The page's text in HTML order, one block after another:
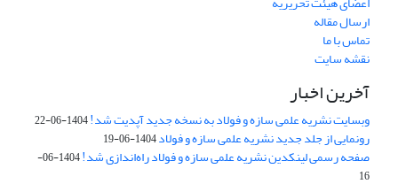
ارسال مقاله
تماس با ما
نقشه سایت
آخرین اخبار
وبسایت نشریه علمی سازه و فولاد به نسخه جدید آپدیت شد!1404-06-22
رونمایی از جلد جدید نشریه علمی سازه و فولاد1404-06-19
صفحه رسمی لینکدین نشریه علمی سازه و فولاد راه‌اندازی شد!
1404-06-
16